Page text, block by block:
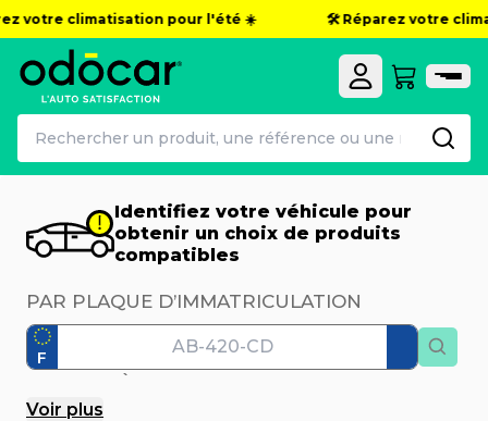
votre climatisation pour l'été ☀️ 🛠️ Réparez votre
Identifiez votre véhicule pour
obtenir un choix de produits
compatibles
PAR PLAQUE D’IMMATRICULATION
F
Voir plus